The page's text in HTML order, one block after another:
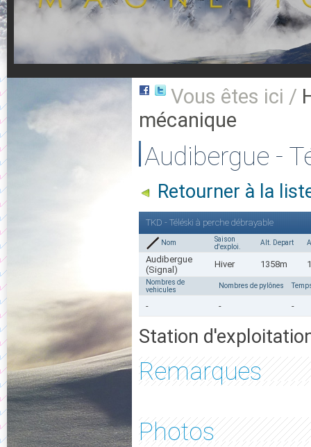
Vous êtes ici /
mécanique
Audibergue -
Retourner à la
TKD - Téléski à perche débrayable
Nom
Saison
d'exploi.
Alt. Depart
Audibergue
(Signal)
Hiver 1358m
Nombres de
vehicules
Nombres de pylônes
- - -
Station
Remarques
Photos